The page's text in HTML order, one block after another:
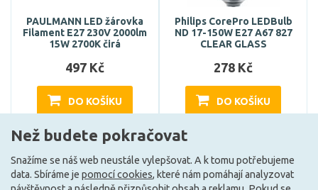
PAULMANN LED žárovka
Filament E27 230V 2000lm
15W 2700K čirá
497 Kč
DO KOŠÍKU
Může být u Vás 19. 8.
Philips CorePro LEDBulb
ND 17-150W E27 A67 827
CLEAR GLASS
278 Kč
DO KOŠÍKU
Může být u Vás 17. 8.
Než budete pokračovat
Snažíme se náš web neustále vylepšovat. A k tomu potřebujeme
data. Sbíráme je pomocí cookies, které nám pomáhají analyzovat